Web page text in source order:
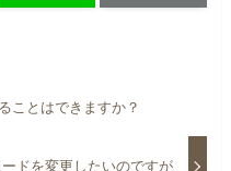
ことはできますか？
ドを変更したいのですが